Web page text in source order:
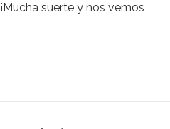
¡Mucha suerte y nos vemos